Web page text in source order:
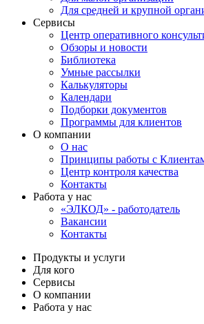
Для средней и крупной
Сервисы
Центр оперативного
Обзоры и новости
Библиотека
Умные рассылки
Калькуляторы
Календари
Подборки документов
Программы для клиентов
О компании
О нас
Принципы работы с
Центр контроля качества
Контакты
Работа у нас
«ЭЛКОД» - работодатель
Вакансии
Контакты
Продукты и услуги
Для кого
Сервисы
О компании
Работа у нас